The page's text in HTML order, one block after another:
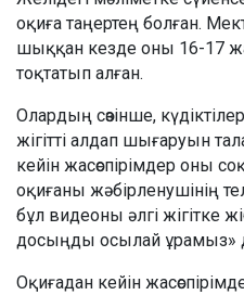
оқиға таңертең болған.
шыққан кезде оны 16-17
тоқтатып алған.
Олардың сөзінше,
жігітті алдап шығаруын
кейін жасөспірімдер оны
оқиғаны жәбірленушінің
бұл видеоны әлгі жігітке
досыңды осылай ұрамыз»
Оқиғадан кейін